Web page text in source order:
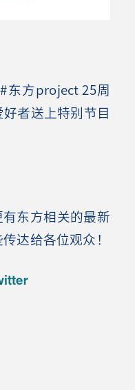
#东方project 25周
好者送上特别节目
东方相关的最新
达给各位观众！